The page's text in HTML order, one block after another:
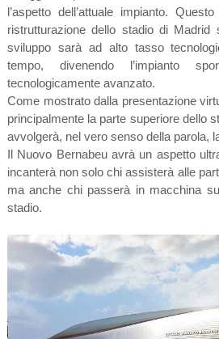
l’aspetto dell’attuale impianto.
ristrutturazione dello stadio di
sviluppo sarà ad alto tasso
tempo, divenendo l’impianto
tecnologicamente avanzato.
Come mostrato dalla presentazione
principalmente la parte superiore dello
avvolgerà, nel vero senso della parola,
Il Nuovo Bernabeu avrà un aspetto
incanterà non solo chi assisterà alle
ma anche chi passerà in macchina
stadio.